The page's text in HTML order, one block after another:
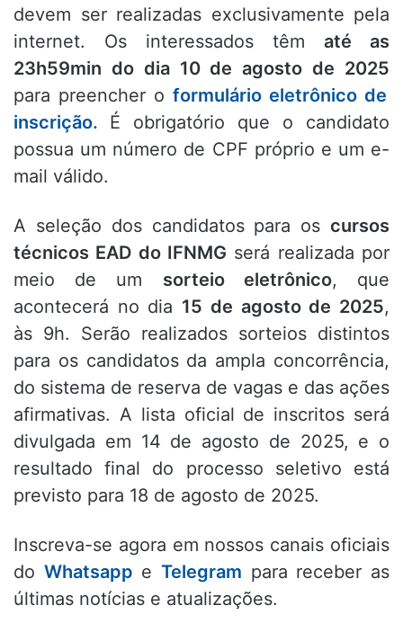
devem ser realizadas exclusivamente pela
internet. Os interessados têm até as
23h59min do dia 10 de agosto de 2025
para preencher o formulário eletrônico de
inscrição. É obrigatório que o candidato
possua um número de CPF próprio e um e-
mail válido.
A seleção dos candidatos para os cursos
técnicos EAD do IFNMG será realizada por
meio de um sorteio eletrônico, que
acontecerá no dia 15 de agosto de 2025,
às 9h. Serão realizados sorteios distintos
para os candidatos da ampla concorrência,
do sistema de reserva de vagas e das ações
afirmativas. A lista oficial de inscritos será
divulgada em 14 de agosto de 2025, e o
resultado final do processo seletivo está
previsto para 18 de agosto de 2025.
Inscreva-se agora em nossos canais oficiais
do Whatsapp eTelegram para receber as
últimas notícias e atualizações.